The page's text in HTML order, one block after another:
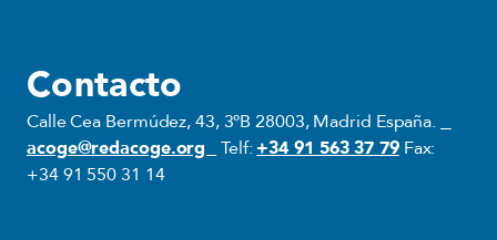
Contacto
Calle Cea Bermúdez, 43, 3ºB 28003, Madrid España.
acoge@redacoge.org
Telf: +34 91 563 37 79Fax:
+34 91 550 31 14